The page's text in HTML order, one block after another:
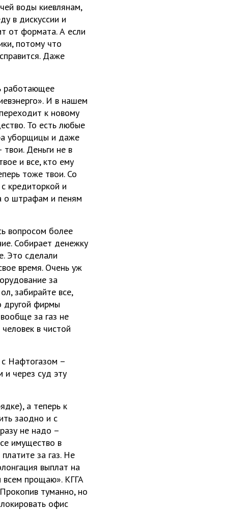
воды киевлянам,
в дискуссии и
от формата. А если
потому что
Даже
работающее
И в нашем
к новому
То есть любые
уборщицы и даже
Деньги не в
и все, кто ему
тоже твои. Со
кредиторкой и
о штрафам и пеням
вопросом более
Собирает денежку
Это сделали
время. Очень уж
за
забирайте все,
другой фирмы
за газ не
в чистой
Нафтогазом –
через суд эту
а теперь к
заодно и с
не надо –
имущество в
за газ. Не
выплат на
прощаю». КГГА
туманно, но
офис